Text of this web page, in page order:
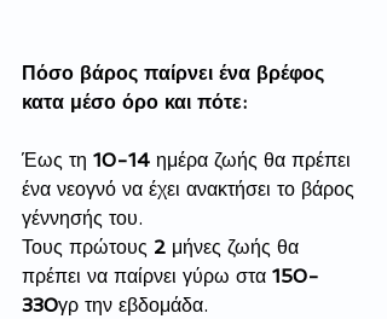
Πόσο βάρος παίρνει ένα βρέφος
κατα μέσο όρο και πότε:
Έως τη 10-14 ημέρα ζωής θα πρέπει
ένα νεογνό να έχει ανακτήσει το βάρος
γέννησής του.
Τους πρώτους 2 μήνες ζωής θα
πρέπει να παίρνει γύρω στα 150-
330γρ την εβδομάδα.